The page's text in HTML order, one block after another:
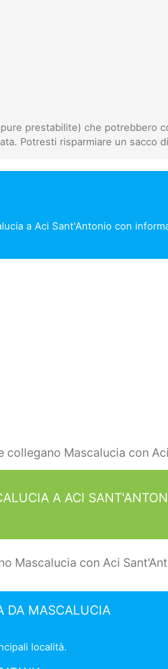
prestabilite) che potrebbero
Potresti risparmiare un sacco
a Aci Sant'Antonio con
Mascalucia con
A ACI
Mascalucia con Aci
DA MASCALUCIA
località.